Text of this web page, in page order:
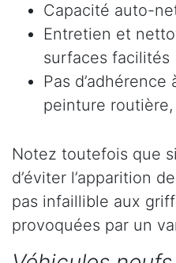
Capacité auto-
Entretien et
surfaces facilités
Pas
peinture
Notez toutefois que
d’éviter l’apparition
pas infaillible aux
provoquées par un